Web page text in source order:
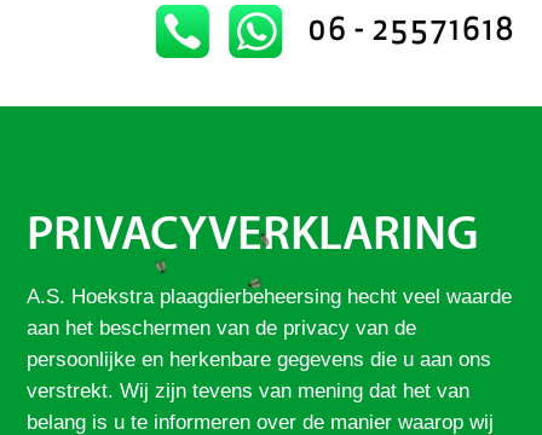
IPM
PRIVACYVERKLARING
A.S. Hoekstra plaagdierbeheersing hecht veel waarde
aan het beschermen van de privacy van de
persoonlijke en herkenbare gegevens die u aan ons
verstrekt. Wij zijn tevens van mening dat het van
belang is u te informeren over de manier waarop wij